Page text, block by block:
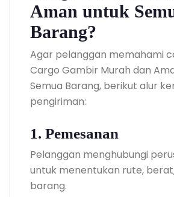
Aman untuk
Barang?
Agar pelanggan memahami
Cargo Gambir Murah dan
Semua Barang, berikut alur
pengiriman:
1. Pemesanan
Pelanggan menghubungi
untuk menentukan rute,
barang.